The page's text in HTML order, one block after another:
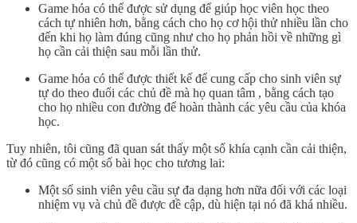
Game hóa có thể được sử dụng để giúp học viên học theo
cách tự nhiên hơn, bằng cách cho họ cơ hội thử nhiều lần cho
đến khi họ làm đúng cũng như cho họ phản hồi về những gì
họ cần cải thiện sau mỗi lần thử.
Game hóa có thể được thiết kế để cung cấp cho sinh viên sự
tự do theo đuổi các chủ đề mà họ quan tâm , bằng cách tạo
cho họ nhiều con đường để hoàn thành các yêu cầu của khóa
học.
Tuy nhiên, tôi cũng đã quan sát thấy một số khía cạnh cần cải thiện,
từ đó cũng có một số bài học cho tương lai:
Một số sinh viên yêu cầu sự đa dạng hơn nữa đối với các loại
nhiệm vụ và chủ đề được đề cập, dù hiện tại nó đã khá nhiều.